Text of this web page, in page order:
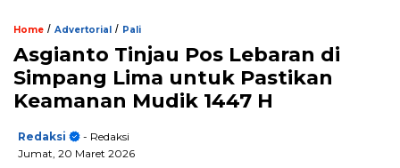
Home / Advertorial / Pali
Asgianto Tinjau Pos Lebaran di
Simpang Lima untuk Pastikan
Keamanan Mudik 1447 H
Redaksi
- Redaksi
Jumat, 20 Maret 2026